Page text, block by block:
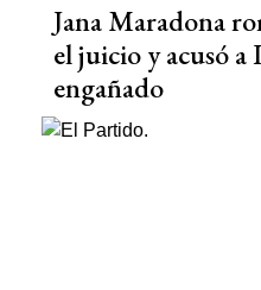
Jana Maradona
el juicio y acusó
engañado